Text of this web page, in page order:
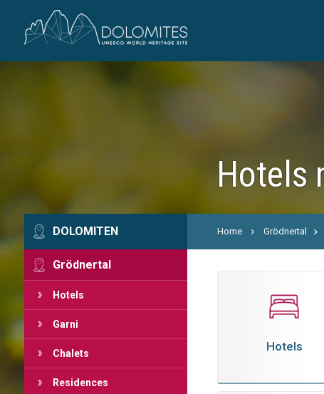
Hotels
DOLOMITEN
Grödnertal
Hotels
Garni
Chalets
Residences
Home Grödnertal
Hotels